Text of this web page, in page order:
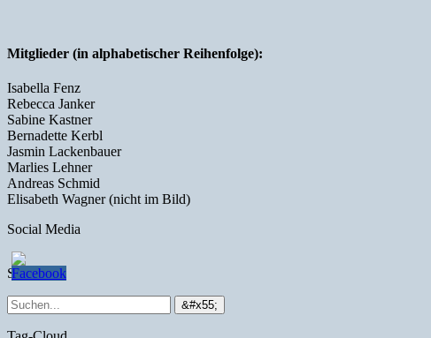
Mitglieder (in alphabetischer Reihenfolge):
Isabella Fenz
Rebecca Janker
Sabine Kastner
Bernadette Kerbl
Jasmin Lackenbauer
Marlies Lehner
Andreas Schmid
Elisabeth Wagner (nicht im Bild)
Social Media
Suche